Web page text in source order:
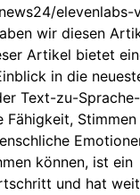
elevenlabs-
wir diesen
Artikel bietet
in die
Text-zu-Sprache-
Fähigkeit, Stimmen
können, ist ein
und hat